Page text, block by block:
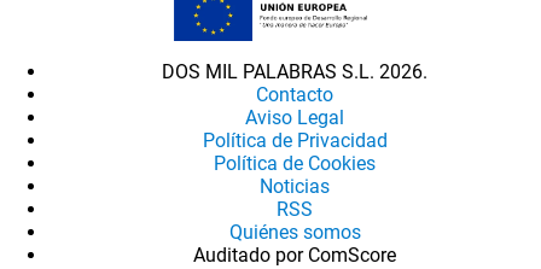
DOS MIL PALABRAS S.L. 2026.
Contacto
Aviso Legal
Política de Privacidad
Política de Cookies
Noticias
RSS
Quiénes somos
Auditado por ComScore